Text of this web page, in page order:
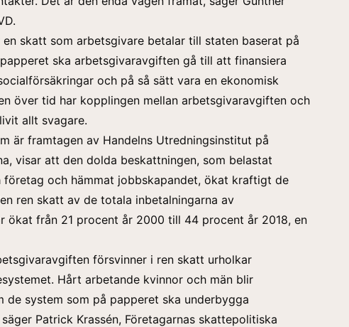
skatt som arbetsgivare betalar till staten baserat på
ska arbetsgivaravgiften gå till att finansiera
och på så sätt vara en ekonomisk
över tid har kopplingen mellan arbetsgivaravgiften och
allt svagare.
är framtagen av Handelns Utredningsinstitut på
visar att den dolda beskattningen, som belastat
företag och hämmat jobbskapandet, ökat kraftigt de
ren skatt av de totala inbetalningarna av
ökat från 21 procent år 2000 till 44 procent år 2018, en
försvinner i ren skatt urholkar
Hårt arbetande kvinnor och män blir
de system som på papperet ska underbygga
Patrick Krassén, Företagarnas skattepolitiska